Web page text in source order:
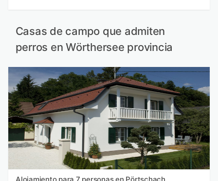
Casas de campo que admiten
perros en Wörthersee provincia